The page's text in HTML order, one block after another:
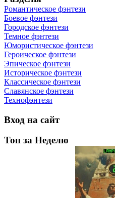
Романтическое фэнтези
Боевое фэнтези
Городское фэнтези
Темное фэнтези
Юмористическое фэнтези
Героическое фэнтези
Эпическое фэнтези
Историческое фэнтези
Классическое фэнтези
Славянское фэнтези
Технофэнтези
Вход на сайт
Топ за Неделю